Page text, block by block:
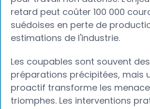
retard peut coûter 100 000
suédoises en perte de
estimations de l'industrie.
Les coupables sont souvent des
préparations précipitées, mais
proactif transforme les
triomphes. Les interventions